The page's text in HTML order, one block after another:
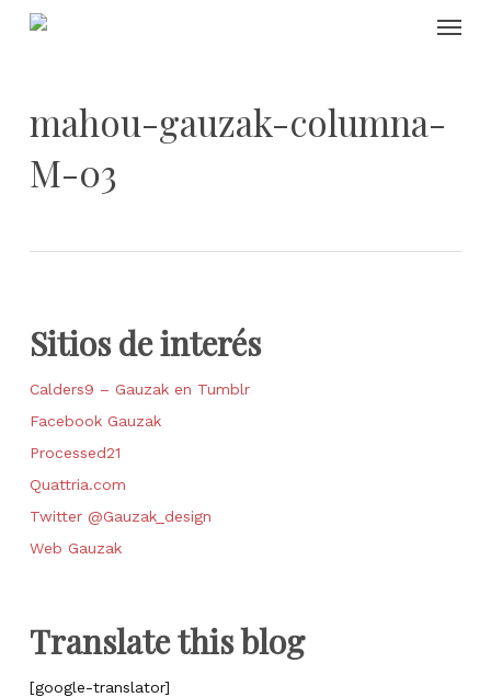
Skip
mahou-gauzak-columna-
M-03
Sitios de interés
Calders9 – Gauzak en Tumblr
Facebook Gauzak
Processed21
Quattria.com
Twitter @Gauzak_design
Web Gauzak
Translate this blog
[google-translator]